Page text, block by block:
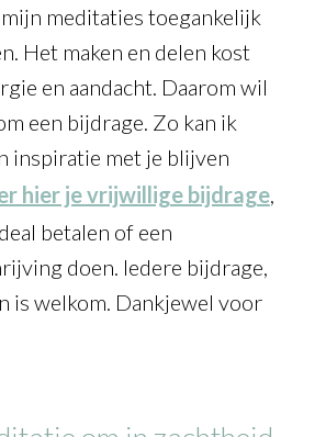
meditaties toegankelijk
Het maken en delen kost
en aandacht. Daarom wil
een bijdrage. Zo kan ik
inspiratie met je blijven
hier je vrijwillige bijdrage,
betalen of een
doen. Iedere bijdrage,
is welkom. Dankjewel voor